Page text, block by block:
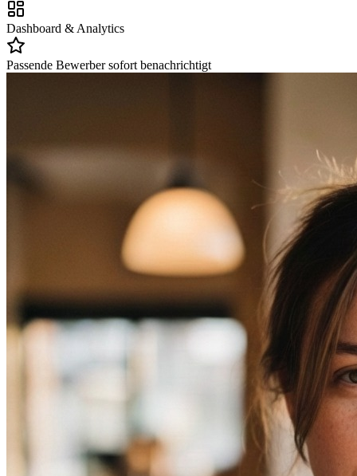
Dashboard & Analytics
Passende Bewerber sofort benachrichtigt